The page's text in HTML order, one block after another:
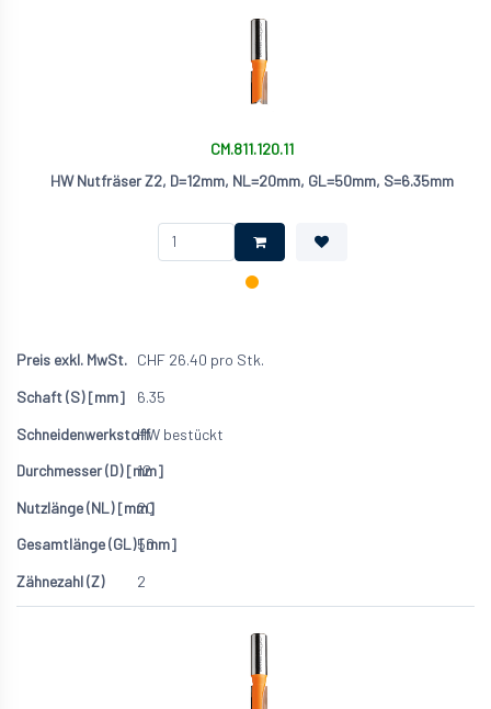
CM.811.120.11
HW Nutfräser Z2, D=12mm, NL=20mm, GL=50mm, S=6.35mm
CHF 26.40 pro Stk.
6.35
HW bestückt
12
20
50
2